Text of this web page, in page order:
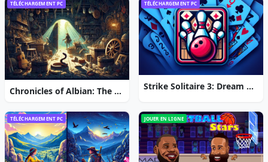
TÉLÉCHARGEMENT PC
Chronicles of Albian: The Magic Convention
TÉLÉCHARGEMENT PC
Strike Solitaire 3: Dream Resort
TÉLÉCHARGEMENT PC JOUER EN LIGNE